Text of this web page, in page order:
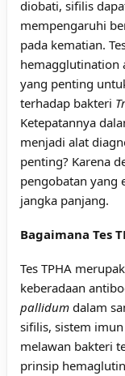
diobati, sifilis
mempengaruhi
pada kematian.
hemagglutination
yang penting
terhadap bakteri
Ketepatannya
menjadi alat
penting? Karena
pengobatan yang
jangka panjang.
Bagaimana Tes
Tes TPHA
keberadaan
pallidum dalam
sifilis, sistem
melawan bakteri
prinsip